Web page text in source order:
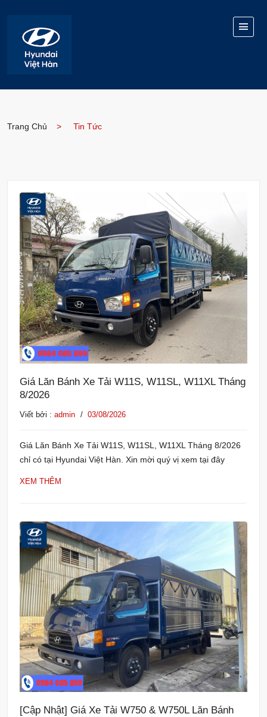
Trang Chủ Tin Tức
Giá Lăn Bánh Xe Tải W11S, W11SL, W11XL Tháng
8/2026
Viết bởi : admin / 03/08/2026
Giá Lăn Bánh Xe Tải W11S, W11SL, W11XL Tháng 8/2026
chỉ có tại Hyundai Việt Hàn. Xin mời quý vị xem tại đây
XEM THÊM
[Cập Nhật] Giá Xe Tải W750 & W750L Lăn Bánh